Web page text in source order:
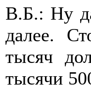
В.Б.: Ну
далее.
тысяч
тысячи